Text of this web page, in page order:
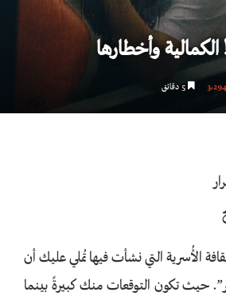
وأخطارها
3٬294
الأُسرية التي نشأت فيها تُملي عليك أن
حيث تكون التوقعات منك كبيرةً بينما